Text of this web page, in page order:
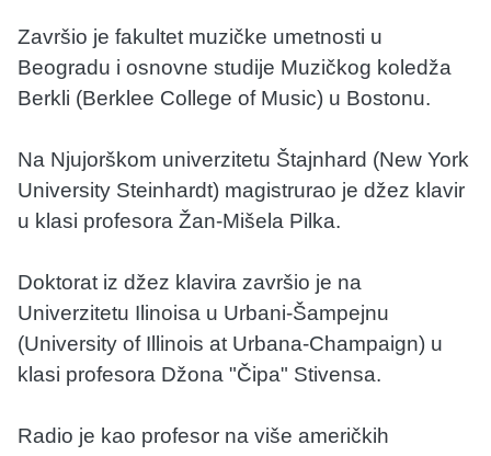
Završio je fakultet muzičke umetnosti u
Beogradu i osnovne studije Muzičkog koledža
Berkli (Berklee College of Music) u Bostonu.
Na Njujorškom univerzitetu Štajnhard (New York
University Steinhardt) magistrurao je džez klavir
u klasi profesora Žan-Mišela Pilka.
Doktorat iz džez klavira završio je na
Univerzitetu Ilinoisa u Urbani-Šampejnu
(University of Illinois at Urbana-Champaign) u
klasi profesora Džona "Čipa" Stivensa.
Radio je kao profesor na više američkih